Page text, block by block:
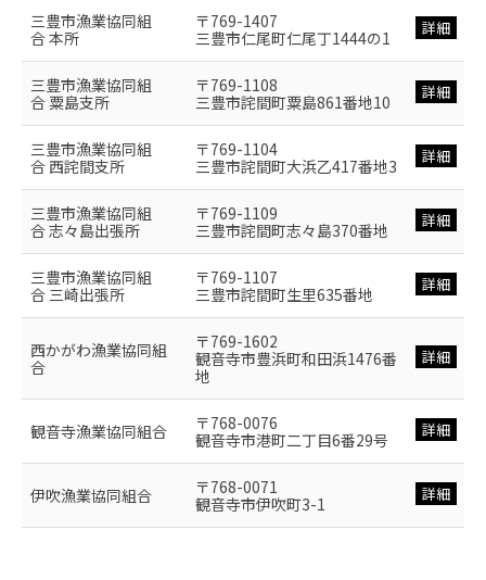
三豊市漁業協同組
合 本所
〒769-1407
三豊市仁尾町仁尾丁1444の1
詳細
三豊市漁業協同組
合 粟島支所
〒769-1108
三豊市詫間町粟島861番地10
詳細
三豊市漁業協同組
合 西詫間支所
〒769-1104
三豊市詫間町大浜乙417番地3
詳細
三豊市漁業協同組
合 志々島出張所
〒769-1109
三豊市詫間町志々島370番地
詳細
三豊市漁業協同組
合 三崎出張所
〒769-1107
三豊市詫間町生里635番地
詳細
西かがわ漁業協同組
合
〒769-1602
観音寺市豊浜町和田浜1476番
地
詳細
観音寺漁業協同組合
〒768-0076
観音寺市港町二丁目6番29号
詳細
伊吹漁業協同組合
〒768-0071
観音寺市伊吹町3-1
詳細